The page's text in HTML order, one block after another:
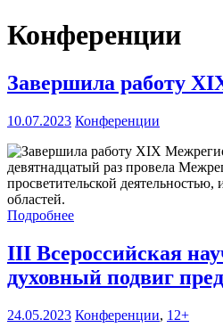
Конференции
Завершила работу
10.07.2023 Конференции
девятнадцатый раз провела
просветительской
областей.
Подробнее
III Всероссийская
духовный подвиг
24.05.2023 Конференции, 12+